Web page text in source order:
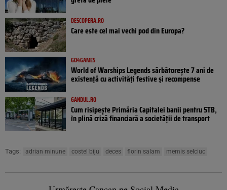
DESCOPERA.RO
Care este cel mai vechi pod din Europa?
GO4GAMES
World of Warships Legends sărbătorește 7 ani de
existență cu activități festive și recompense
GANDUL.RO
Cum risipește Primăria Capitalei banii pentru STB,
în plină criză financiară a societății de transport
Tags: adrian minune costel biju deces florin salam memis selciuc